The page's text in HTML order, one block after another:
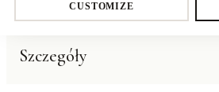
Szczegóły
CUSTOMIZE
the store and cart. The rest you enable